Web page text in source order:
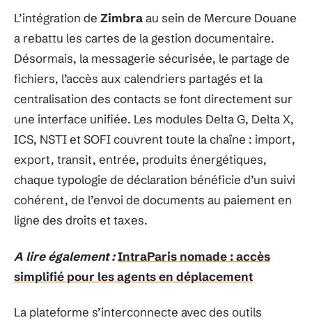
L’intégration de Zimbraau sein de Mercure Douane
a rebattu les cartes de la gestion documentaire.
Désormais, la messagerie sécurisée, le partage de
fichiers, l’accès aux calendriers partagés et la
centralisation des contacts se font directement sur
une interface unifiée. Les modules Delta G, Delta X,
ICS, NSTI et SOFI couvrent toute la chaîne : import,
export, transit, entrée, produits énergétiques,
chaque typologie de déclaration bénéficie d’un suivi
cohérent, de l’envoi de documents au paiement en
ligne des droits et taxes.
A lire également :IntraParis nomade : accès
simplifié pour les agents en déplacement
La plateforme s’interconnecte avec des outils